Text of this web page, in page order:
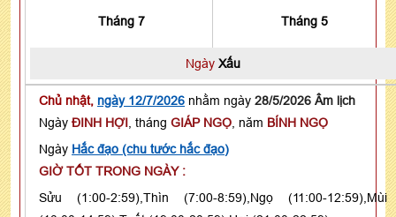
Tháng 7 Tháng 5
Ngày Xấu
Chủ nhật, ngày 12/7/2026 nhằm ngày 28/5/2026 Âm lịch
Ngày ĐINH HỢI , tháng GIÁP NGỌ , năm BÍNH NGỌ
Ngày Hắc đạo (chu tước hắc đạo)
GIỜ TỐT TRONG NGÀY :
Sửu (1:00-2:59),Thìn (7:00-8:59),Ngọ (11:00-12:59),Mùi